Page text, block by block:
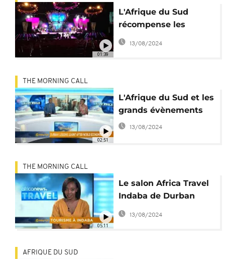
01:39
L'Afrique du Sud
récompense les
meilleurs artistes
gospels [no comment]
13/08/2024
02:51
THE MORNING CALL
L'Afrique du Sud et les
grands évènements
13/08/2024
05:11
THE MORNING CALL
Le salon Africa Travel
Indaba de Durban
[TRAVEL]
13/08/2024
AFRIQUE DU SUD